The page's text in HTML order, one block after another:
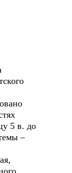
5 в. до
–